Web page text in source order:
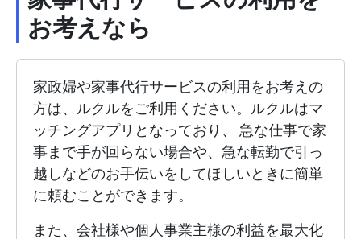
お考えなら
家政婦や家事代行サービスの利用をお考えの
方は、ルクルをご利用ください。ルクルはマ
ッチングアプリとなっており、 急な仕事で家
事まで手が回らない場合や、急な転勤で引っ
越しなどのお手伝いをしてほしいときに簡単
に頼むことができます。
また、会社様や個人事業主様の利益を最大化